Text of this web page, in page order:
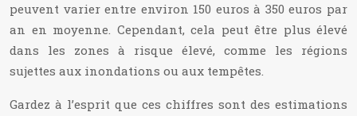
peuvent varier entre environ 150 euros à 350 euros par
an en moyenne. Cependant, cela peut être plus élevé
dans les zones à risque élevé, comme les régions
sujettes aux inondations ou aux tempêtes.
Gardez à l’esprit que ces chiffres sont des estimations